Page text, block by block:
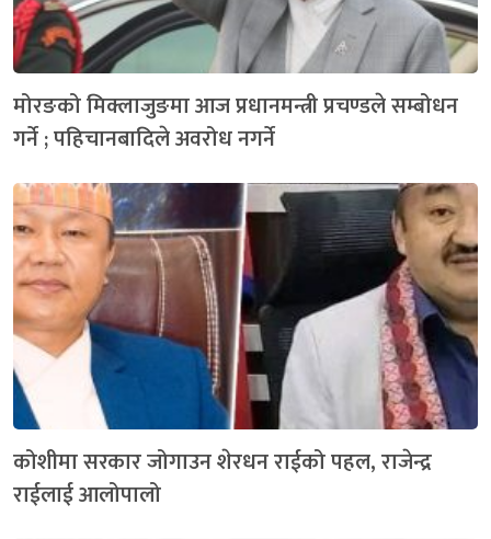
मोरङको मिक्लाजुङमा आज प्रधानमन्त्री प्रचण्डले सम्बोधन
गर्ने ; पहिचानबादिले अवरोध नगर्ने
कोशीमा सरकार जोगाउन शेरधन राईको पहल, राजेन्द्र
राईलाई आलोपालो